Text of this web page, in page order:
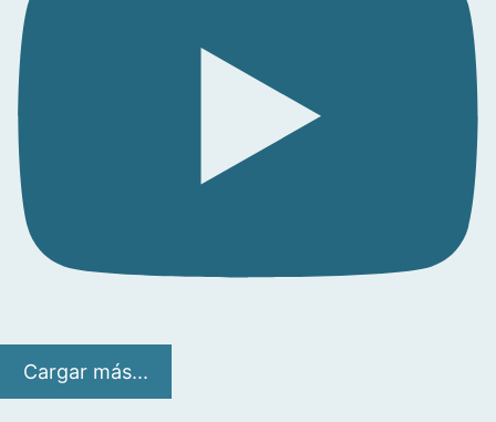
Cargar más...